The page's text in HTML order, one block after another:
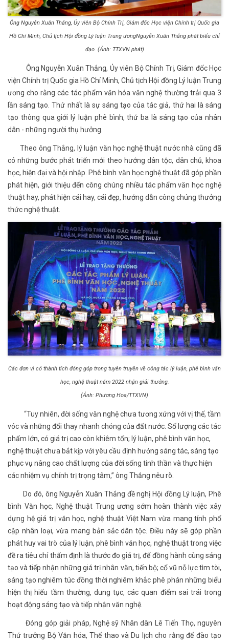
Ông Nguyễn Xuân Thắng, Ủy viên Bộ Chính Trị, Giám đốc Học viện Chính trị Quốc gia
Hồ Chí Minh, Chủ tịch Hội đồng Lý luận Trung ươngNguyễn Xuân Thắng phát biểu chỉ
đạo. (Ảnh: TTXVN phát)
Ông Nguyễn Xuân Thắng, Ủy viên Bộ Chính Trị, Giám đốc Học
viện Chính trị Quốc gia Hồ Chí Minh, Chủ tịch Hội đồng Lý luận Trung
ương cho rằng các tác phẩm văn hóa văn nghệ thường trải qua 3
lần sáng tạo. Thứ nhất là sự sáng tạo của tác giả, thứ hai là sáng
tạo thông qua giới lý luận phê bình, thứ ba là sáng tạo của nhân
dân - những người thụ hưởng.
Theo ông Thắng, lý luận văn học nghệ thuật nước nhà cũng đã
có những bước phát triển mới theo hướng dân tộc, dân chủ, khoa
học, hiện đại và hội nhập. Phê bình văn học nghệ thuật đã góp phần
phát hiện, giới thiệu đến công chúng nhiều tác phẩm văn học nghệ
thuật hay, phát hiện cái hay, cái đẹp, hướng dẫn công chúng thưởng
thức nghệ thuật.
Các đơn vị có thành tích đóng góp trong tuyên truyền về công tác lý luận, phê bình văn
học, nghệ thuật năm 2022 nhận giải thưởng.
(Ảnh: Phương Hoa/TTXVN)
“Tuy nhiên, đời sống văn nghệ chưa tương xứng với vị thế, tầm
vóc và những đổi thay nhanh chóng của đất nước. Số lượng các tác
phẩm lớn, có giá trị cao còn khiêm tốn; lý luận, phê bình văn học,
nghệ thuật chưa bắt kịp với yêu cầu định hướng sáng tác, sáng tạo
phục vụ nâng cao chất lượng của đời sống tinh thần và thực hiện
các nhiệm vụ chính trị trọng tâm,” ông Thắng nêu rõ.
Do đó, ông Nguyễn Xuân Thắng đề nghị Hội đồng Lý luận, Phê
bình Văn học, Nghệ thuật Trung ương sớm hoàn thành việc xây
dựng hệ giá trị văn học, nghệ thuật Việt Nam vừa mang tính phổ
cập nhân loại, vừa mang bản sắc dân tộc. Điều này sẽ góp phần
phát huy vai trò của lý luận, phê bình văn học, nghệ thuật trong việc
đề ra tiêu chí thẩm định là thước đo giá trị, để đồng hành cùng sáng
tạo và tiếp nhận những giá trị nhân văn, tiến bộ; cổ vũ nỗ lực tìm tòi,
sáng tạo nghiêm túc đồng thời nghiêm khắc phê phán những biểu
hiện thị hiếu tầm thường, dung tục, các quan điểm sai trái trong
hoạt động sáng tạo và tiếp nhận văn nghệ.
Đóng góp giải pháp, Nghệ sỹ Nhân dân Lê Tiến Thọ, nguyên
Thứ trưởng Bộ Văn hóa, Thể thao và Du lịch cho rằng để đào tạo